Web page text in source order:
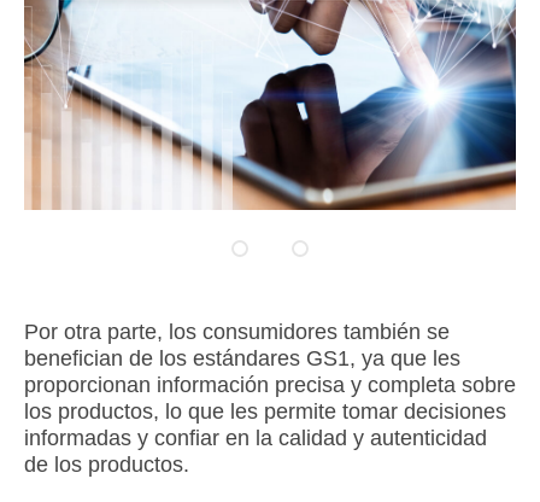
Por otra parte, los consumidores también se
benefician de los estándares GS1, ya que les
proporcionan información precisa y completa sobre
los productos, lo que les permite tomar decisiones
informadas y confiar en la calidad y autenticidad
de los productos.